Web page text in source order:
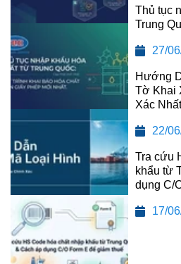
Thủ tục
Trung
27/
Hướng
Tờ Khai
Xác
22/
Tra cứu
khẩu từ
dụng C/
17/